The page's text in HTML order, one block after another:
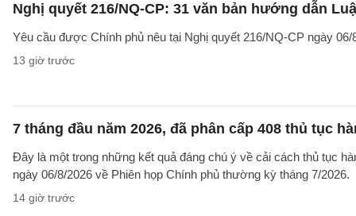
Nghị quyết 216/NQ-CP: 31 văn bản hướng dẫn
Yêu cầu được Chính phủ nêu tại Nghị quyết 216/NQ-CP ngày
13 giờ trước
7 tháng đầu năm 2026, đã phân cấp 408 thủ tục
Đây là một trong những kết quả đáng chú ý về cải cách thủ tục
ngày 06/8/2026 về Phiên họp Chính phủ thường kỳ tháng 7/2026.
14 giờ trước